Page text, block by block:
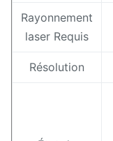
Rayonnement
laser Requis
Résolution